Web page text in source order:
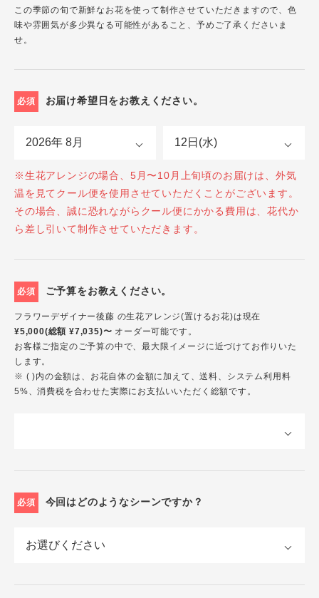
この季節の旬で新鮮なお花を使って制作させていただきますので、色
味や雰囲気が多少異なる可能性があること、予めご了承くださいま
せ。
必須 お届け希望日をお教えください。
※生花アレンジの場合、5月〜10月上旬頃のお届けは、外気
温を見てクール便を使用させていただくことがございます。
その場合、誠に恐れながらクール便にかかる費用は、花代か
ら差し引いて制作させていただきます。
必須 ご予算をお教えください。
フラワーデザイナー後藤 の生花アレンジ(置けるお花)は現在
¥5,000(総額 ¥7,035)〜 オーダー可能です。
お客様ご指定のご予算の中で、最大限イメージに近づけてお作りいた
します。
※ ( )内の金額は、お花自体の金額に加えて、送料、システム利用料
5%、消費税を合わせた実際にお支払いいただく総額です。
必須 今回はどのようなシーンですか？